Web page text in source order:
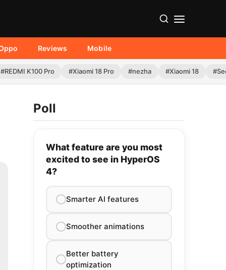
Reviews Mobile
#REDMI K100 Pro #Xiaomi 18 Pro #nezha #Xiaomi 18
Poll
What feature are you most
excited to see in HyperOS
4?
Smarter AI features
Smoother animations
Better battery
optimization